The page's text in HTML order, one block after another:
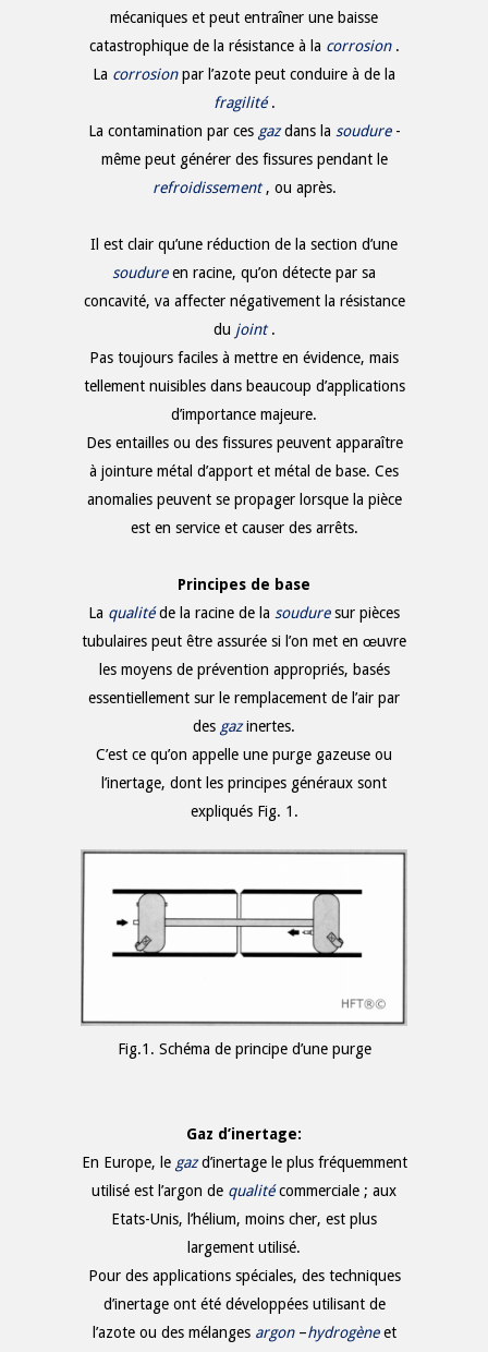
mécaniques et peut entraîner une baisse
catastrophique de la résistance à la corrosion .
La corrosion par l’azote peut conduire à de la
fragilité .
La contamination par ces gaz dans la soudure -
même peut générer des fissures pendant le
refroidissement , ou après.
Il est clair qu’une réduction de la section d’une
soudure en racine, qu’on détecte par sa
concavité, va affecter négativement la résistance
du joint .
Pas toujours faciles à mettre en évidence, mais
tellement nuisibles dans beaucoup d’applications
d’importance majeure.
Des entailles ou des fissures peuvent apparaître
à jointure métal d’apport et métal de base. Ces
anomalies peuvent se propager lorsque la pièce
est en service et causer des arrêts.
Principes de base
La qualité de la racine de la soudure sur pièces
tubulaires peut être assurée si l’on met en œuvre
les moyens de prévention appropriés, basés
essentiellement sur le remplacement de l’air par
des gaz inertes.
C’est ce qu’on appelle une purge gazeuse ou
l’inertage, dont les principes généraux sont
expliqués Fig. 1.
Fig.1. Schéma de principe d’une purge
Gaz d’inertage:
En Europe, le gaz d’inertage le plus fréquemment
utilisé est l’argon de qualité commerciale ; aux
Etats-Unis, l’hélium, moins cher, est plus
largement utilisé.
Pour des applications spéciales, des techniques
d’inertage ont été développées utilisant de
l’azote ou des mélanges argon –hydrogène et